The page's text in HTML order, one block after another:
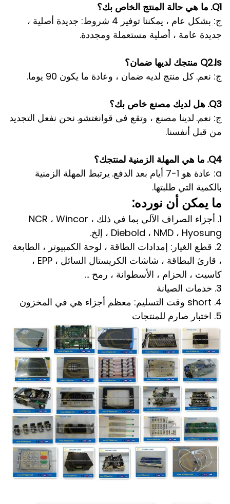
Q1. ما هي حالة المنتج الخاص بك؟
ج: بشكل عام ، يمكننا توفير 4 شروط: جديدة أصلية ،
جديدة عامة ، أصلية مستعملة ومجددة.
Q2.Is منتجك لديها ضمان؟
ج: نعم. كل منتج لديه ضمان ، وعادة ما يكون 90 يوما.
Q3. هل لديك مصنع خاص بك؟
ج: نعم. لدينا مصنع ، وتقع فى قوانغتشو. نحن نفعل التجديد
من قبل أنفسنا.
Q4. ما هي المهلة الزمنية لمنتجك؟
a: عادة هو 1-7 أيام بعد الدفع.
يرتبط المهلة الزمنية
بالكمية التي طلبتها.
ما يمكن أن نورده:
1. أجزاء الصراف الآلي بما في ذلك NCR ، Wincor ،
Diebold ، NMD ، Hyosung ، إلخ.
2. قطع الغيار: إمدادات الطاقة ، لوحة الكمبيوتر ، الطابعة
، قارئ البطاقة ، شاشات الكريستال السائل ، EPP ،
كاسيت ، الحزام ، الأسطوانة ، رمح ...
3. خدمات الصيانة
4. short وقت التسليم: معظم أجزاء هي في المخزون
5. اختبار صارم للمنتجات